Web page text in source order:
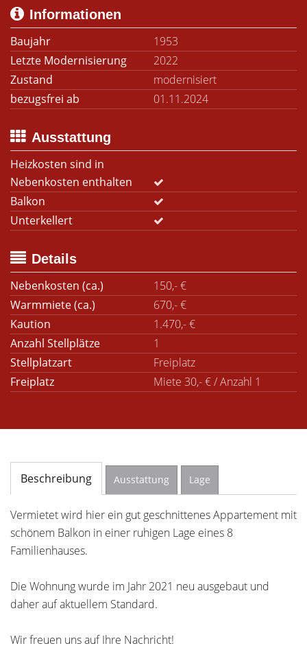
Informationen
Baujahr
1953
Letzte Modernisierung
2022
Zustand
modernisiert
bezugsfrei ab
01.11.2024
Ausstattung
Heizkosten sind in
Nebenkosten enthalten
Balkon
Unterkellert
Details
Nebenkosten (ca.)
150,- €
Warmmiete (ca.)
670,- €
Kaution
1.470,- €
Anzahl Stellplätze
1
Stellplatzart
Freiplatz
Freiplatz
Miete 30,- € / Anzahl 1
Beschreibung Ausstattung Lage
Vermietet wird hier ein gut geschnittenes Appartement mit
schönem Balkon in einer ruhigen Lage eines 8
Familienhauses.
Die Wohnung wurde im Jahr 2021 neu ausgebaut und
daher auf aktuellem Standard.
Wir freuen uns auf Ihre Nachricht!